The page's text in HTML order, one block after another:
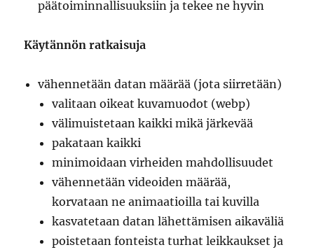
päätoiminnallisuuksiin ja tekee ne hyvin
Käytännön ratkaisuja
vähennetään datan määrää (jota siirretään)
valitaan oikeat kuvamuodot (webp)
välimuistetaan kaikki mikä järkevää
pakataan kaikki
minimoidaan virheiden mahdollisuudet
vähennetään videoiden määrää,
korvataan ne animaatioilla tai kuvilla
kasvatetaan datan lähettämisen aikaväliä
poistetaan fonteista turhat leikkaukset ja